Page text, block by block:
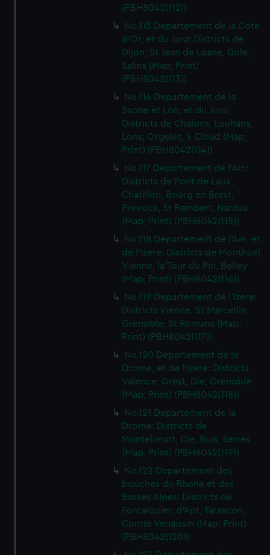
(PBH8042(112))
No.115 Departement de la Cote
d'Or, et du Jura: Districts de
Dijon, St Jean de Losne, Dole,
Salins (Map; Print)
(PBH8042(113))
No.116 Departement de la
Saone et Loir, et du Jura:
Districts de Chalons, Louhans,
Lons, Orgelet, S Cloud (Map;
Print) (PBH8042(114))
No.117 Departement de l'Ain:
Districts de Pont de Laux,
Chatillon, Bourg en Brest,
Prevoux, St Rambert, Nantua
(Map; Print) (PBH8042(115))
No.118 Departement de l'Ain, et
de l'Izere: Districts de Monthuel,
Vienne, la Tour du Pin, Belley
(Map; Print) (PBH8042(116))
No.119 Departement de l'Izere:
Districts Vienne, St Marcellin,
Grenoble, St Romans (Map;
Print) (PBH8042(117))
No.120 Departement de la
Drome, et de l'Izere: Districts
Valence, Grest, Die, Grenoble
(Map; Print) (PBH8042(118))
No.121 Departement de la
Drome: Districts de
Montelimart, Die, Buis, Serres
(Map; Print) (PBH8042(119))
No.122 Departement des
bouches du Rhone et des
Basses Alpes: Districts de
Forcalquier, d'Apt, Tarascon,
Comte Venaissin (Map; Print)
(PBH8042(120))